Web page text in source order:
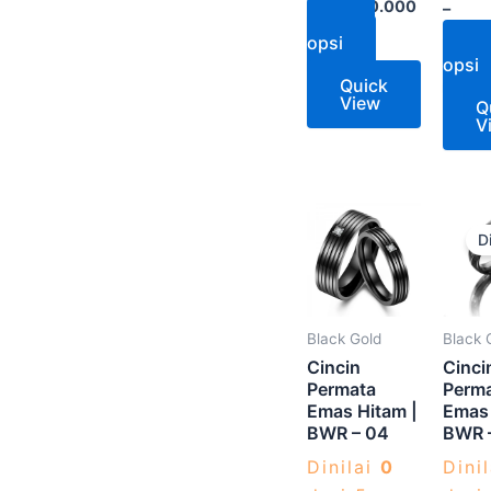
Rp
12.750.000
opsi
Quick
View
–
Rp
opsi
Black Gold
Cincin
Permata
Emas Hitam |
BWR – 04
Dinilai 0
Produk
ini
memiliki
beberapa
varian.
ini
dapat
diambil
di
Black
Emas
BWR